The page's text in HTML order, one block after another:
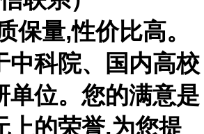
保量,性价比高。
中科院、国内高校
单位。您的满意是
上的荣誉,为您提